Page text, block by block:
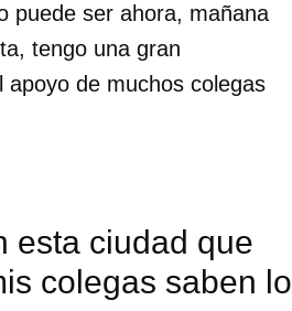
puede ser ahora, mañana
tengo una gran
de muchos colegas
esta ciudad que
colegas saben lo